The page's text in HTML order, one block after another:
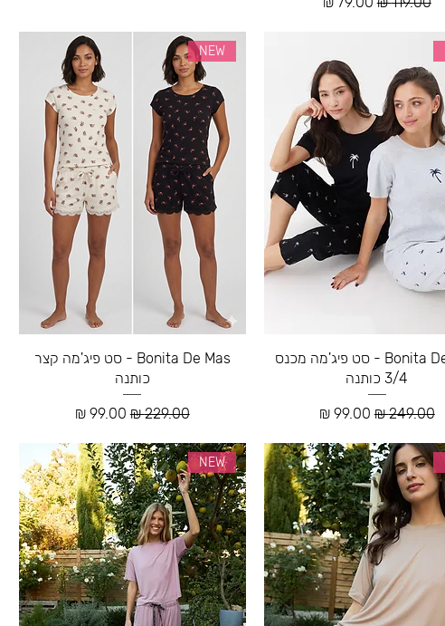
Bonita De Mas - סט פיג'מה מכנס
3/4 כותנה
מחיר רגיל‏249.00 ‏₪ מחיר מבצע
NEW
Bonita De Mas - סט פיג'מה קצר
כותנה
מחיר רגיל‏229.00 ‏₪ מחיר מבצע
NEW